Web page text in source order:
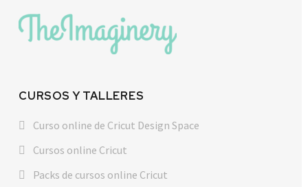
CURSOS Y TALLERES
Curso online de Cricut Design Space
Cursos online Cricut
Packs de cursos online Cricut